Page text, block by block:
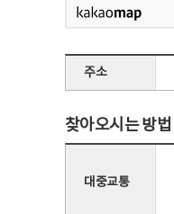
주소
찾아오시는 방법
대중교통